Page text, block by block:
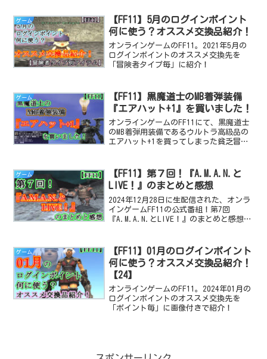
ゲーム
【FF11】5月のログインポイント
何に使う？オススメ交換品紹介！
オンラインゲームのFF11。2021年5月の
ログインポイントのオススメ交換先を
「冒険者タイプ毎」に紹介！
ゲーム
【FF11】黒魔道士のMB着弾装備
『エアハット+1』を買いました！
オンラインゲームのFF11にて、黒魔道士
のMB着弾用装備であるウルトラ高級品の
エアハット+1を買ってしまった貧乏冒険
ゲーム
【FF11】第７回！『A.M.A.N.と
LIVE！』のまとめと感想
2024年12月28日に生配信された、オンラ
インゲームFF11の公式番組！第7回
『A.M.A.N.とLIVE！』のまとめと感想で
ゲーム
【FF11】01月のログインポイント
何に使う？オススメ交換品紹介！
【24】
オンラインゲームのFF11。2024年01月の
ログインポイントのオススメ交換先を
「ポイント毎」に画像付きで紹介！